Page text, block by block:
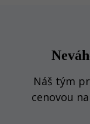
Náš tým
cenovou